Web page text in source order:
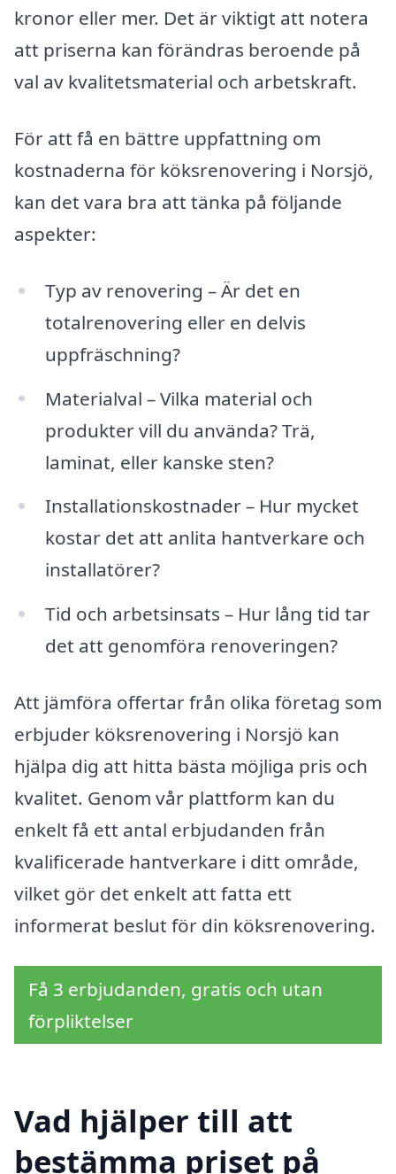
kronor eller mer. Det är viktigt att notera
att priserna kan förändras beroende på
val av kvalitetsmaterial och arbetskraft.
För att få en bättre uppfattning om
kostnaderna för köksrenovering i Norsjö,
kan det vara bra att tänka på följande
aspekter:
Typ av renovering – Är det en
totalrenovering eller en delvis
uppfräschning?
Materialval – Vilka material och
produkter vill du använda? Trä,
laminat, eller kanske sten?
Installationskostnader – Hur mycket
kostar det att anlita hantverkare och
installatörer?
Tid och arbetsinsats – Hur lång tid tar
det att genomföra renoveringen?
Att jämföra offertar från olika företag som
erbjuder köksrenovering i Norsjö kan
hjälpa dig att hitta bästa möjliga pris och
kvalitet. Genom vår plattform kan du
enkelt få ett antal erbjudanden från
kvalificerade hantverkare i ditt område,
vilket gör det enkelt att fatta ett
informerat beslut för din köksrenovering.
Få 3 erbjudanden, gratis och utan
förpliktelser
Vad hjälper till att
bestämma priset på